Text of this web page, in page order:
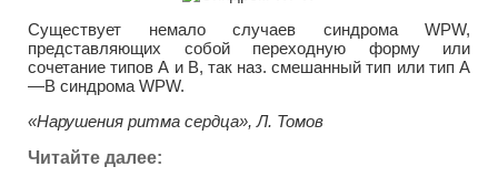
Существует немало случаев синдрома WPW,
представляющих собой переходную форму или
сочетание типов А и В, так наз. смешанный тип или тип А
—В синдрома WPW.
«Нарушения ритма сердца», Л. Томов
Читайте далее: